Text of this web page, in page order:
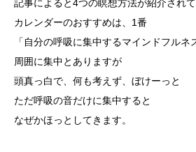
記事によると4つの瞑想方法が紹介されて
カレンダーのおすすめは、1番
「自分の呼吸に集中するマインドフルネ
周囲に集中とありますが
頭真っ白で、何も考えず、ぼけーっと
ただ呼吸の音だけに集中すると
なぜかほっとしてきます。